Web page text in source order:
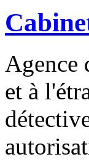
Agence
et à